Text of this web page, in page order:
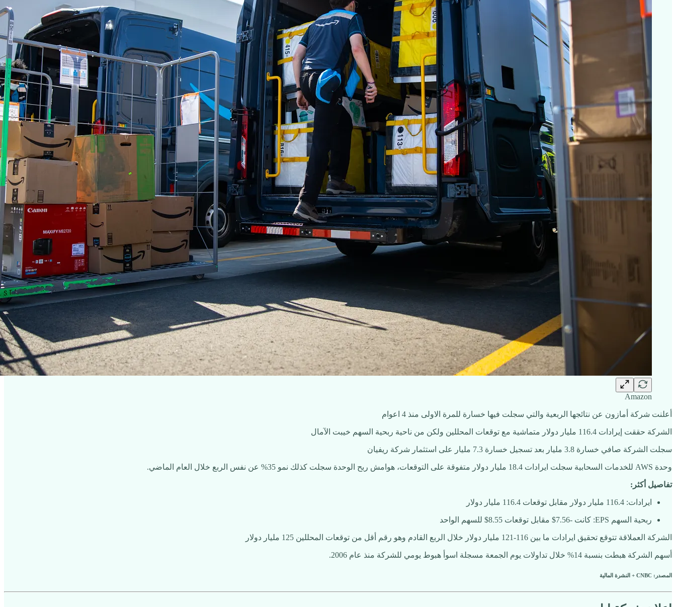
Amazon
أعلنت شركة أمازون عن نتائجها الربعية والتي سجلت فيها خسارة للمرة الاولى منذ 4 اعوام
الشركة حققت إيرادات 116.4 مليار دولار متماشية مع توقعات المحللين ولكن من ناحية ربحية السهم خيبت الآمال
سجلت الشركة صافي خسارة 3.8 مليار بعد تسجيل خسارة 7.3 مليار على استثمار شركة ريفيان
وحدة AWS للخدمات السحابية سجلت ايرادات 18.4 مليار دولار متفوقة على التوقعات، هوامش ربح الوحدة سجلت كذلك نمو 35% عن نفس الربع خلال العام الماضي.
تفاصيل أكثر:
ايرادات: 116.4 مليار دولار مقابل توقعات 116.4 مليار دولار
ربحية السهم EPS: كانت -7.56$ مقابل توقعات 8.55$ للسهم الواحد
الشركة العملاقة تتوقع تحقيق ايرادات ما بين 116-121 مليار دولار خلال الربع القادم وهو رقم أقل من توقعات المحللين 125 مليار دولار
أسهم الشركة هبطت بنسبة 14% خلال تداولات يوم الجمعة مسجلة اسوأ هبوط يومي للشركة منذ عام 2006.
المصدر: CNBC + النشرة المالية